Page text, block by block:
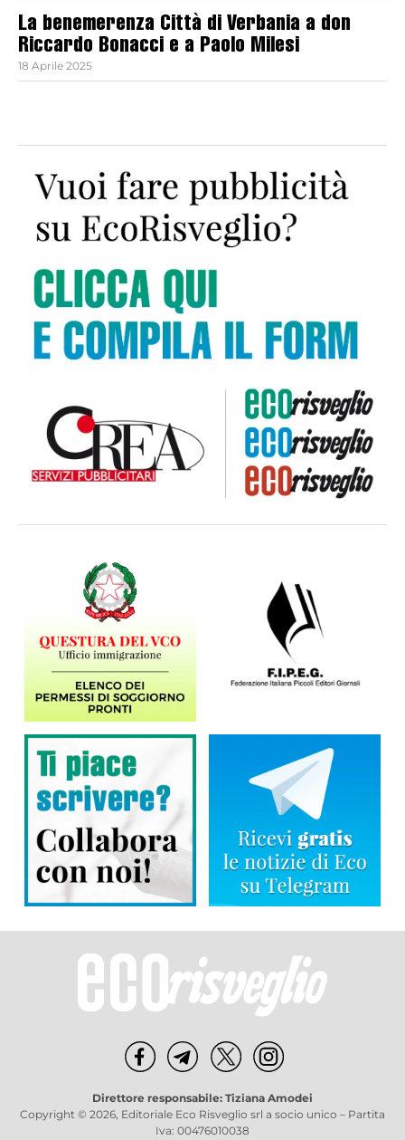
La benemerenza Città di Verbania a don
Riccardo Bonacci e a Paolo Milesi
18 Aprile 2025
Direttore responsabile: Tiziana Amodei
Copyright © 2026, Editoriale Eco Risveglio srl a socio unico – Partita
Iva: 00476010038